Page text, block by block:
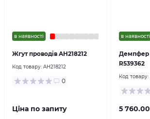
в наявності
Жгут проводів AH218212
Код товару: AH218212
0
Ціна по запиту
в наявності
Демпфер
R539362
Код товару:
5